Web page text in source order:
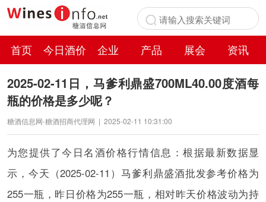
首页 今日酒价 企业 产品 展会
资讯
百科
2025-02-11日，马爹利鼎盛700ML40.00度酒每
瓶的价格是多少呢？
糖酒信息网-糖酒招商代理网 | 2025-02-11 10:31:00
为您提供了今日名酒价格行情信息：根据最新数据显
示，今天（2025-02-11）马爹利鼎盛酒批发参考价格为
255一瓶，昨日价格为255一瓶，相对昨天价格波动为持